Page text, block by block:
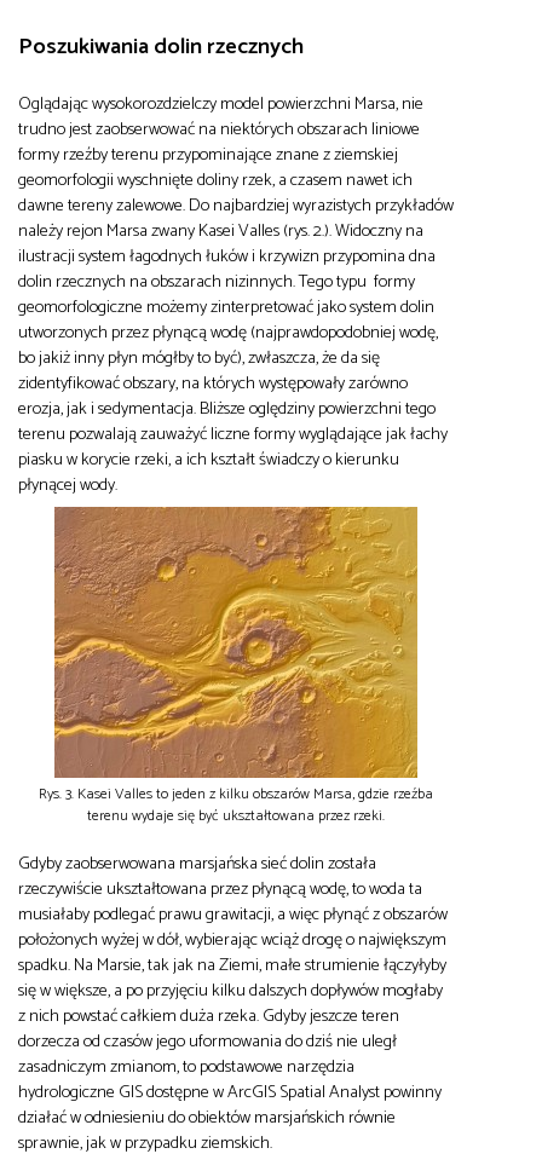
Poszukiwania dolin rzecznych
Oglądając wysokorozdzielczy model powierzchni Marsa, nie
trudno jest zaobserwować na niektórych obszarach liniowe
formy rzeźby terenu przypominające znane z ziemskiej
geomorfologii wyschnięte doliny rzek, a czasem nawet ich
dawne tereny zalewowe. Do najbardziej wyrazistych przykładów
należy rejon Marsa zwany Kasei Valles (rys. 2.). Widoczny na
ilustracji system łagodnych łuków i krzywizn przypomina dna
dolin rzecznych na obszarach nizinnych. Tego typu formy
geomorfologiczne możemy zinterpretować jako system dolin
utworzonych przez płynącą wodę (najprawdopodobniej wodę,
bo jakiż inny płyn mógłby to być), zwłaszcza, że da się
zidentyfikować obszary, na których występowały zarówno
erozja, jak i sedymentacja. Bliższe oględziny powierzchni tego
terenu pozwalają zauważyć liczne formy wyglądające jak łachy
piasku w korycie rzeki, a ich kształt świadczy o kierunku
płynącej wody.
Rys. 3. Kasei Valles to jeden z kilku obszarów Marsa, gdzie rzeźba
terenu wydaje się być ukształtowana przez rzeki.
Gdyby zaobserwowana marsjańska sieć dolin została
rzeczywiście ukształtowana przez płynącą wodę, to woda ta
musiałaby podlegać prawu grawitacji, a więc płynąć z obszarów
położonych wyżej w dół, wybierając wciąż drogę o największym
spadku. Na Marsie, tak jak na Ziemi, małe strumienie łączyłyby
się w większe, a po przyjęciu kilku dalszych dopływów mogłaby
z nich powstać całkiem duża rzeka. Gdyby jeszcze teren
dorzecza od czasów jego uformowania do dziś nie uległ
zasadniczym zmianom, to podstawowe narzędzia
hydrologiczne GIS dostępne w ArcGIS Spatial Analyst powinny
działać w odniesieniu do obiektów marsjańskich równie
sprawnie, jak w przypadku ziemskich.